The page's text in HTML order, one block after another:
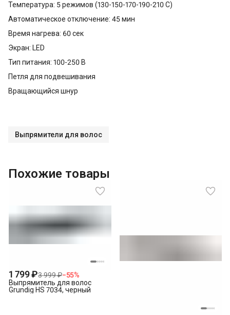
Температура: 5 режимов (130-150-170-190-210 С)
Автоматическое отключение: 45 мин
Время нагрева: 60 сек
Экран: LED
Тип питания: 100-250 В
Петля для подвешивания
Вращающийся шнур
Выпрямители для волос
Похожие товары
1 799 ₽3 999 ₽−55%
Выпрямитель для волос
Grundig HS 7034, черный